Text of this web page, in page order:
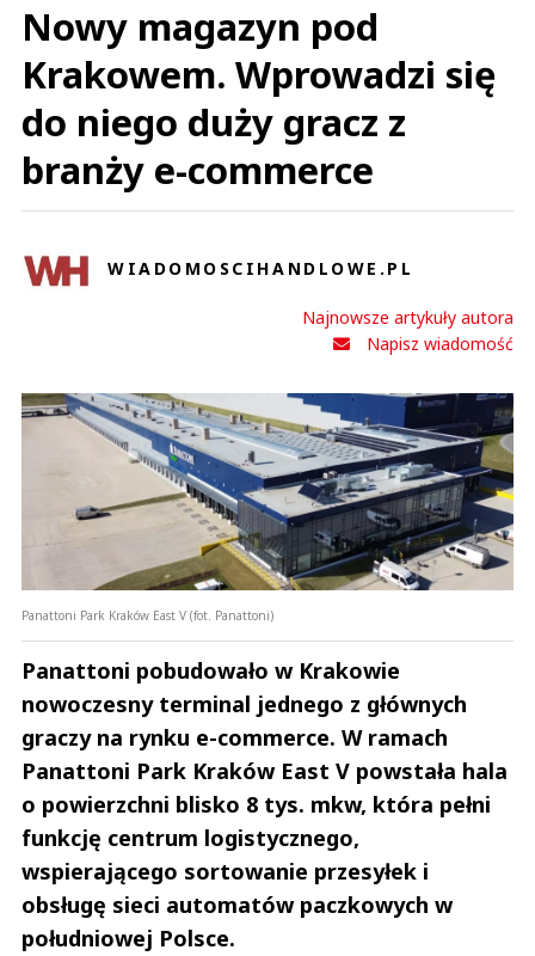
Nowy magazyn pod
Krakowem. Wprowadzi się
do niego duży gracz z
branży e-commerce
WIADOMOSCIHANDLOWE.PL
Najnowsze artykuły autora
Napisz wiadomość
Panattoni Park Kraków East V (fot. Panattoni)
Panattoni pobudowało w Krakowie
nowoczesny terminal jednego z głównych
graczy na rynku e-commerce. W ramach
Panattoni Park Kraków East V powstała hala
o powierzchni blisko 8 tys. mkw, która pełni
funkcję centrum logistycznego,
wspierającego sortowanie przesyłek i
obsługę sieci automatów paczkowych w
południowej Polsce.